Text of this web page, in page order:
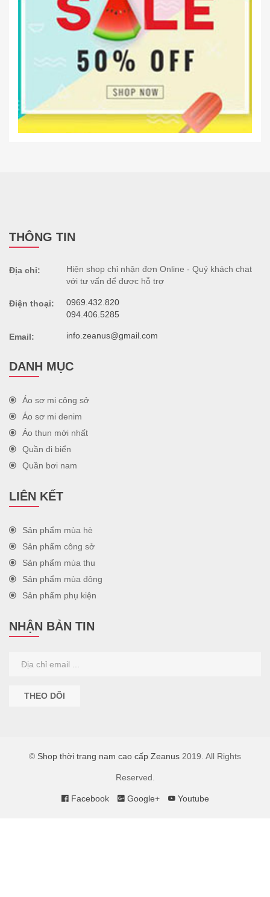
THÔNG TIN
Địa chỉ:
Hiện shop chỉ nhận đơn Online - Quý khách chat
với tư vấn để được hỗ trợ
Điện thoại:
0969.432.820
094.406.5285
Email: info.zeanus@gmail.com
DANH MỤC
Áo sơ mi công sở
Áo sơ mi denim
Áo thun mới nhất
Quần đi biển
Quần bơi nam
LIÊN KẾT
Sản phẩm mùa hè
Sản phẩm công sở
Sản phẩm mùa thu
Sản phẩm mùa đông
Sản phẩm phụ kiện
NHẬN BẢN TIN
THEO DÕI
© Shop thời trang nam cao cấp Zeanus 2019. All Rights
Reserved.
Facebook Google+ Youtube